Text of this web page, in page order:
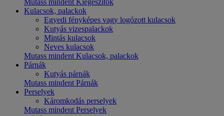
Mutass mindent Kiegészítők
Kulacsok, palackok
Egyedi fényképes vagy logózott kulacsok
Kutyás vizespalackok
Mintás kulacsok
Neves kulacsok
Mutass mindent Kulacsok, palackok
Párnák
Kutyás párnák
Mutass mindent Párnák
Perselyek
Káromkodás perselyek
Mutass mindent Perselyek